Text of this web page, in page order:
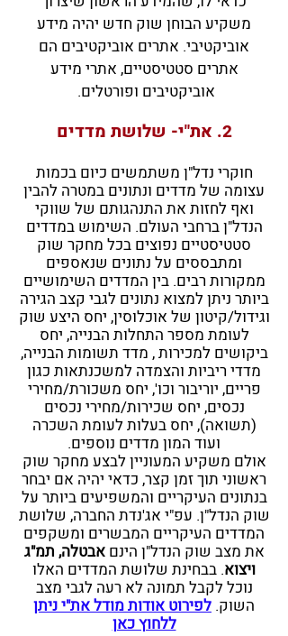
משקיע הבוחן שוק חדש יהיה מידע
אוביקטיבי. אתרים אוביקטיבים הם
אתרים סטטיסטיים, אתרי מידע
אוביקטיבים ופורטלים.
2. את"י- שלושת מדדים
חוקרי נדל"ן משתמשים כיום בכמות
עצומה של מדדים ונתונים במטרה להבין
ואף לחזות את התנהגותם של שווקי
הנדל"ן ברחבי העולם. השימוש במדדים
סטטיסטיים נפוצים בכל מחקר שוק
ומתבססים על נתונים שנאספים
ממקורות רבים. בין המדדים השימושיים
ביותר ניתן למצוא נתונים לגבי קצב הגירה
וגידול/קיטון של אוכלוסין, יחס היצע שוק
לעומת מספר התחלות הבנייה, יחס
ביקושים למכירות , מדד תשומות הבנייה,
מדדי ריביות והצמדה למשכנתאות כגון
פריים, יוריבור וכו', יחס משכורת/מחירי
נכסים, יחס שכירות/מחירי נכסים
(תשואה), יחס בעלות לעומת השכרה
ועוד המון מדדים נוספים.
אולם משקיע המעוניין לבצע מחקר שוק
ראשוני תוך זמן קצר, כדאי יהיה אם יבחר
בנתונים העיקריים והמשפיעים ביותר על
שוק הנדל"ן. עפ"י אג'נדת החברה, שלושת
המדדים העיקריים המבשרים ומשקפים
את מצב שוק הנדל"ן הינםאבטלה, תמ"ג
ויצוא. בבחינת שלושת המדדים האלו
נוכל לקבל תמונה לא רעה לגבי מצב
השוק. לפירוט אודות מודל את"י ניתן
ללחוץ כאן